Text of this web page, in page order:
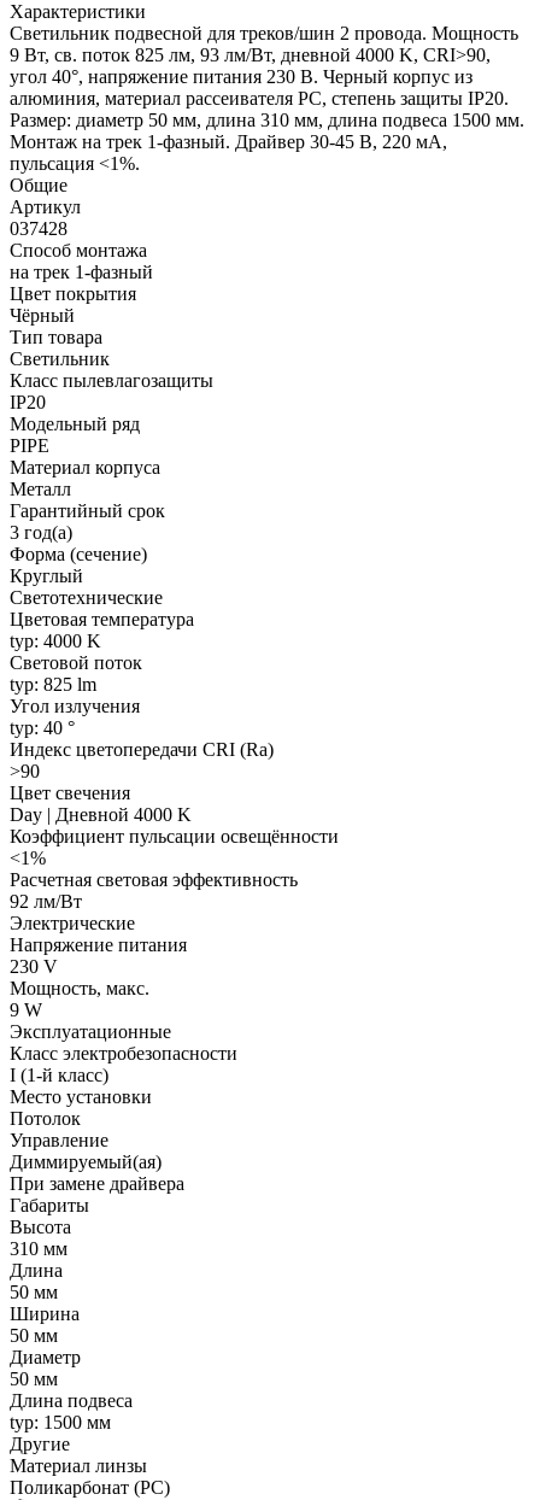
Характеристики
Светильник подвесной для треков/шин 2 провода. Мощность
9 Вт, св. поток 825 лм, 93 лм/Вт, дневной 4000 K, CRI>90,
угол 40°, напряжение питания 230 В. Черный корпус из
алюминия, материал рассеивателя PC, степень защиты IP20.
Размер: диаметр 50 мм, длина 310 мм, длина подвеса 1500 мм.
Монтаж на трек 1-фазный. Драйвер 30-45 В, 220 мА,
пульсация <1%.
Общие
Артикул
037428
Способ монтажа
на трек 1-фазный
Цвет покрытия
Чёрный
Тип товара
Светильник
Класс пылевлагозащиты
IP20
Модельный ряд
PIPE
Материал корпуса
Металл
Гарантийный срок
3 год(а)
Форма (сечение)
Круглый
Светотехнические
Цветовая температура
typ: 4000 K
Световой поток
typ: 825 lm
Угол излучения
typ: 40 °
Индекс цветопередачи CRI (Ra)
>90
Цвет свечения
Day | Дневной 4000 K
Коэффициент пульсации освещённости
<1%
Расчетная световая эффективность
92 лм/Вт
Электрические
Напряжение питания
230 V
Мощность, макс.
9 W
Эксплуатационные
Класс электробезопасности
I (1-й класс)
Место установки
Потолок
Управление
Диммируемый(ая)
При замене драйвера
Габариты
Высота
310 мм
Длина
50 мм
Ширина
50 мм
Диаметр
50 мм
Длина подвеса
typ: 1500 мм
Другие
Материал линзы
Поликарбонат (PC)